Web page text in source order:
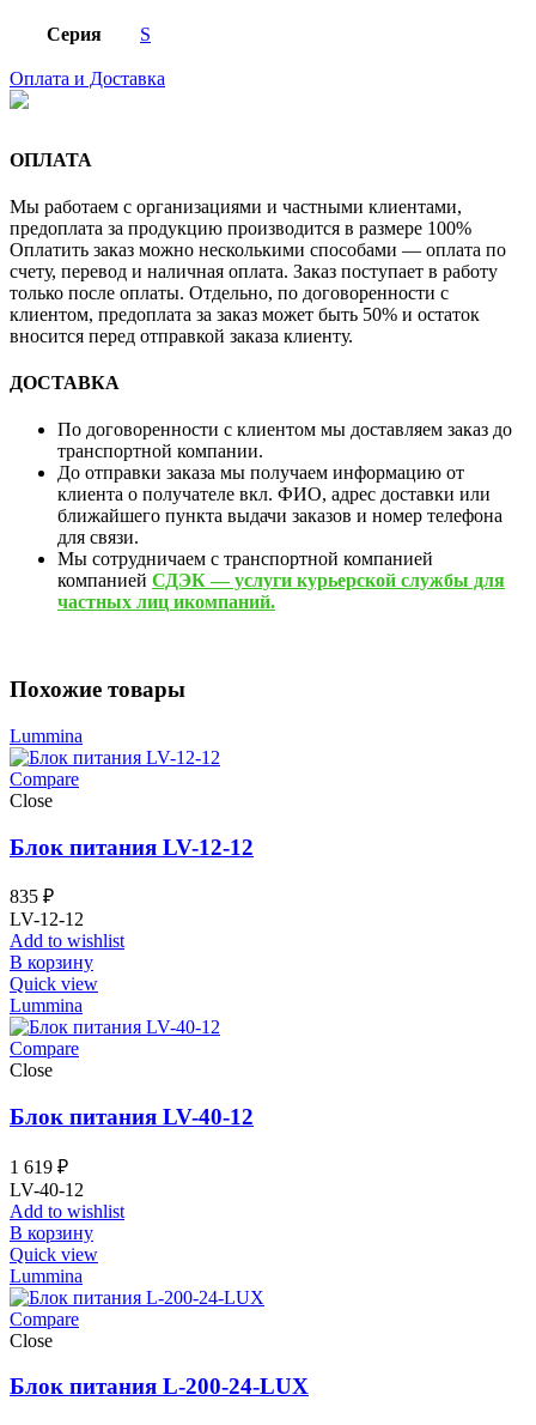
Серия S
Оплата и Доставка
ОПЛАТА
Мы работаем с организациями и частными клиентами,
предоплата за продукцию производится в размере 100%
Оплатить заказ можно несколькими способами — оплата по
счету, перевод и наличная оплата. Заказ поступает в работу
только после оплаты. Отдельно, по договоренности с
клиентом, предоплата за заказ может быть 50% и остаток
вносится перед отправкой заказа клиенту.
ДОСТАВКА
По договоренности с клиентом мы доставляем заказ до
транспортной компании.
До отправки заказа мы получаем информацию от
клиента о получателе вкл. ФИО, адрес доставки или
ближайшего пункта выдачи заказов и номер телефона
для связи.
Мы сотрудничаем с транспортной компанией
компанией СДЭК — услуги курьерской службы для
частных лиц икомпаний.
Похожие товары
Lummina
Compare
Close
Блок питания LV-12-12
835 ₽
LV-12-12
Add to wishlist
В корзину
Quick view
Lummina
Compare
Close
Блок питания LV-40-12
1 619 ₽
LV-40-12
Add to wishlist
В корзину
Quick view
Lummina
Compare
Close
Блок питания L-200-24-LUX